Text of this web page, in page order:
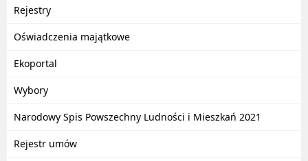
Rejestry
Oświadczenia majątkowe
Ekoportal
Wybory
Narodowy Spis Powszechny Ludności i Mieszkań 2021
Rejestr umów